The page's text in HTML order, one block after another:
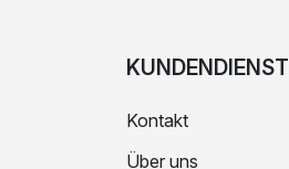
KUNDENDIENST
Kontakt
Über uns